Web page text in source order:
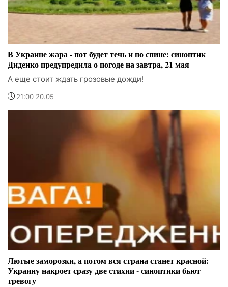
В Украине жара - пот будет течь и по спине: синоптик
Диденко предупредила о погоде на завтра, 21 мая
А еще стоит ждать грозовые дожди!
21:00 20.05
Лютые заморозки, а потом вся страна станет красной:
Украину накроет сразу две стихии - синоптики бьют
тревогу